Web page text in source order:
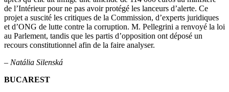
de l’Intérieur pour ne pas avoir protégé les lanceurs d’alerte. Ce
projet a suscité les critiques de la Commission, d’experts juridiques
et d’ONG de lutte contre la corruption. M. Pellegrini a renvoyé la loi
au Parlement, tandis que les partis d’opposition ont déposé un
recours constitutionnel afin de la faire analyser.
– Natália Silenská
BUCAREST